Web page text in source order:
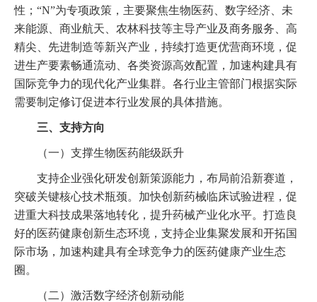
性；“N”为专项政策，主要聚焦生物医药、数字经济、未
来能源、商业航天、农林科技等主导产业及商务服务、高
精尖、先进制造等新兴产业，持续打造更优营商环境，促
进生产要素畅通流动、各类资源高效配置，加速构建具有
国际竞争力的现代化产业集群。各行业主管部门根据实际
需要制定修订促进本行业发展的具体措施。
三、支持方向
（一）支撑生物医药能级跃升
支持企业强化研发创新策源能力，布局前沿新赛道，
突破关键核心技术瓶颈。加快创新药械临床试验进程，促
进重大科技成果落地转化，提升药械产业化水平。打造良
好的医药健康创新生态环境，支持企业集聚发展和开拓国
际市场，加速构建具有全球竞争力的医药健康产业生态
圈。
（二）激活数字经济创新动能